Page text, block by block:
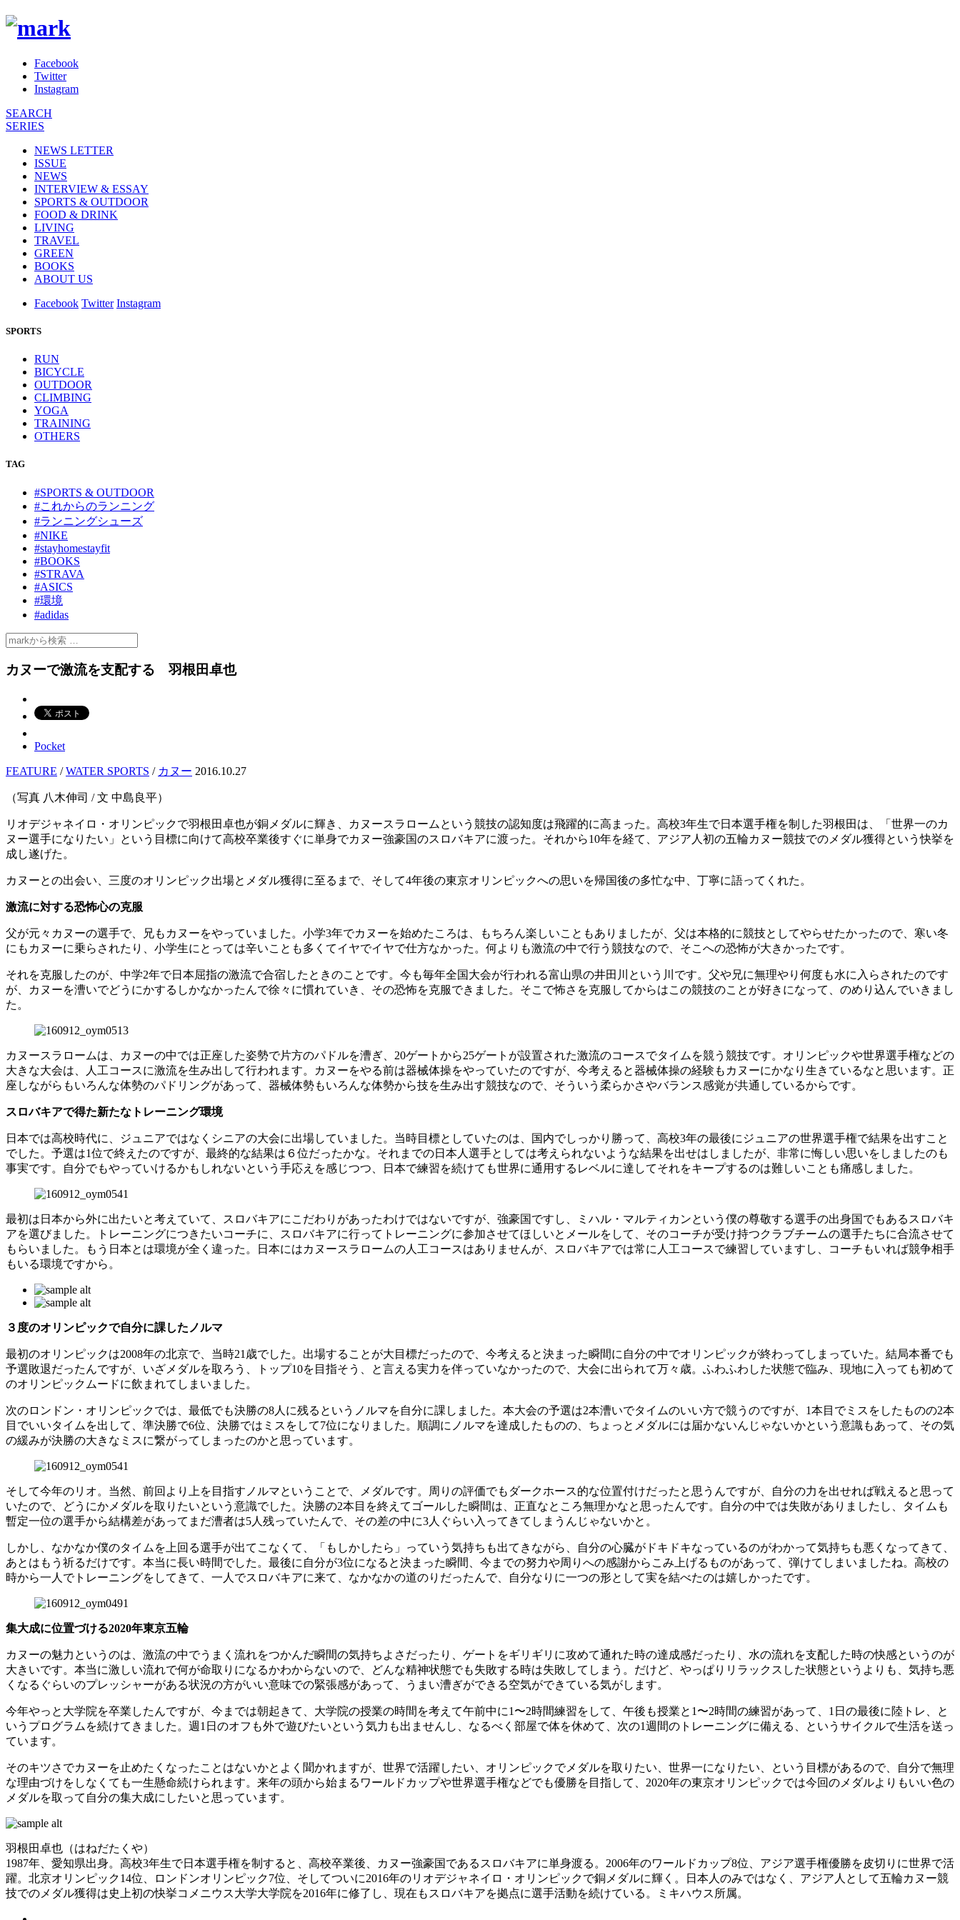
Facebook
Twitter
Instagram
SEARCH
SERIES
NEWS LETTER
ISSUE
NEWS
INTERVIEW & ESSAY
SPORTS & OUTDOOR
FOOD & DRINK
LIVING
TRAVEL
GREEN
BOOKS
ABOUT US
Facebook Twitter Instagram
SPORTS
RUN
BICYCLE
OUTDOOR
CLIMBING
YOGA
TRAINING
OTHERS
TAG
#SPORTS & OUTDOOR
#これからのランニング
#ランニングシューズ
#NIKE
#stayhomestayfit
#BOOKS
#STRAVA
#ASICS
#環境
#adidas
カヌーで激流を支配する 羽根田卓也
Pocket
FEATURE /WATER SPORTS / カヌー 2016.10.27
（写真 八木伸司 / 文 中島良平）
リオデジャネイロ・オリンピックで羽根田卓也が銅メダルに輝き、カヌースラロームという競技の認知度は飛躍的に高まった。高校3年生で日本選手権を制した羽根田は、「世界一のカ
ヌー選手になりたい」という目標に向けて高校卒業後すぐに単身でカヌー強豪国のスロバキアに渡った。それから10年を経て、アジア人初の五輪カヌー競技でのメダル獲得という快挙を
成し遂げた。
カヌーとの出会い、三度のオリンピック出場とメダル獲得に至るまで、そして4年後の東京オリンピックへの思いを帰国後の多忙な中、丁寧に語ってくれた。
激流に対する恐怖心の克服
父が元々カヌーの選手で、兄もカヌーをやっていました。小学3年でカヌーを始めたころは、もちろん楽しいこともありましたが、父は本格的に競技としてやらせたかったので、寒い冬
にもカヌーに乗らされたり、小学生にとっては辛いことも多くてイヤでイヤで仕方なかった。何よりも激流の中で行う競技なので、そこへの恐怖が大きかったです。
それを克服したのが、中学2年で日本屈指の激流で合宿したときのことです。今も毎年全国大会が行われる富山県の井田川という川です。父や兄に無理やり何度も水に入らされたのです
が、カヌーを漕いでどうにかするしかなかったんで徐々に慣れていき、その恐怖を克服できました。そこで怖さを克服してからはこの競技のことが好きになって、のめり込んでいきまし
た。
カヌースラロームは、カヌーの中では正座した姿勢で片方のパドルを漕ぎ、20ゲートから25ゲートが設置された激流のコースでタイムを競う競技です。オリンピックや世界選手権などの
大きな大会は、人工コースに激流を生み出して行われます。カヌーをやる前は器械体操をやっていたのですが、今考えると器械体操の経験もカヌーにかなり生きているなと思います。正
座しながらもいろんな体勢のパドリングがあって、器械体勢もいろんな体勢から技を生み出す競技なので、そういう柔らかさやバランス感覚が共通しているからです。
スロバキアで得た新たなトレーニング環境
日本では高校時代に、ジュニアではなくシニアの大会に出場していました。当時目標としていたのは、国内でしっかり勝って、高校3年の最後にジュニアの世界選手権で結果を出すこと
でした。予選は1位で終えたのですが、最終的な結果は６位だったかな。それまでの日本人選手としては考えられないような結果を出せはしましたが、非常に悔しい思いをしましたのも
事実です。自分でもやっていけるかもしれないという手応えを感じつつ、日本で練習を続けても世界に通用するレベルに達してそれをキープするのは難しいことも痛感しました。
最初は日本から外に出たいと考えていて、スロバキアにこだわりがあったわけではないですが、強豪国ですし、ミハル・マルティカンという僕の尊敬する選手の出身国でもあるスロバキ
アを選びました。トレーニングにつきたいコーチに、スロバキアに行ってトレーニングに参加させてほしいとメールをして、そのコーチが受け持つクラブチームの選手たちに合流させて
もらいました。もう日本とは環境が全く違った。日本にはカヌースラロームの人工コースはありませんが、スロバキアでは常に人工コースで練習していますし、コーチもいれば競争相手
もいる環境ですから。
３度のオリンピックで自分に課したノルマ
最初のオリンピックは2008年の北京で、当時21歳でした。出場することが大目標だったので、今考えると決まった瞬間に自分の中でオリンピックが終わってしまっていた。結局本番でも
予選敗退だったんですが、いざメダルを取ろう、トップ10を目指そう、と言える実力を伴っていなかったので、大会に出られて万々歳。ふわふわした状態で臨み、現地に入っても初めて
のオリンピックムードに飲まれてしまいました。
次のロンドン・オリンピックでは、最低でも決勝の8人に残るというノルマを自分に課しました。本大会の予選は2本漕いでタイムのいい方で競うのですが、1本目でミスをしたものの2本
目でいいタイムを出して、準決勝で6位、決勝ではミスをして7位になりました。順調にノルマを達成したものの、ちょっとメダルには届かないんじゃないかという意識もあって、その気
の緩みが決勝の大きなミスに繋がってしまったのかと思っています。
そして今年のリオ。当然、前回より上を目指すノルマということで、メダルです。周りの評価でもダークホース的な位置付けだったと思うんですが、自分の力を出せれば戦えると思って
いたので、どうにかメダルを取りたいという意識でした。決勝の2本目を終えてゴールした瞬間は、正直なところ無理かなと思ったんです。自分の中では失敗がありましたし、タイムも
暫定一位の選手から結構差があってまだ漕者は5人残っていたんで、その差の中に3人ぐらい入ってきてしまうんじゃないかと。
しかし、なかなか僕のタイムを上回る選手が出てこなくて、「もしかしたら」っていう気持ちも出てきながら、自分の心臓がドキドキなっているのがわかって気持ちも悪くなってきて、
あとはもう祈るだけです。本当に長い時間でした。最後に自分が3位になると決まった瞬間、今までの努力や周りへの感謝からこみ上げるものがあって、弾けてしまいましたね。高校の
時から一人でトレーニングをしてきて、一人でスロバキアに来て、なかなかの道のりだったんで、自分なりに一つの形として実を結べたのは嬉しかったです。
集大成に位置づける2020年東京五輪
カヌーの魅力というのは、激流の中でうまく流れをつかんだ瞬間の気持ちよさだったり、ゲートをギリギリに攻めて通れた時の達成感だったり、水の流れを支配した時の快感というのが
大きいです。本当に激しい流れで何が命取りになるかわからないので、どんな精神状態でも失敗する時は失敗してしまう。だけど、やっぱりリラックスした状態というよりも、気持ち悪
くなるぐらいのプレッシャーがある状況の方がいい意味での緊張感があって、うまい漕ぎができる空気ができている気がします。
今年やっと大学院を卒業したんですが、今までは朝起きて、大学院の授業の時間を考えて午前中に1〜2時間練習をして、午後も授業と1〜2時間の練習があって、1日の最後に陸トレ、と
いうプログラムを続けてきました。週1日のオフも外で遊びたいという気力も出ませんし、なるべく部屋で体を休めて、次の1週間のトレーニングに備える、というサイクルで生活を送っ
ています。
そのキツさでカヌーを止めたくなったことはないかとよく聞かれますが、世界で活躍したい、オリンピックでメダルを取りたい、世界一になりたい、という目標があるので、自分で無理
な理由づけをしなくても一生懸命続けられます。来年の頭から始まるワールドカップや世界選手権などでも優勝を目指して、2020年の東京オリンピックでは今回のメダルよりもいい色の
メダルを取って自分の集大成にしたいと思っています。
羽根田卓也（はねだたくや）
1987年、愛知県出身。高校3年生で日本選手権を制すると、高校卒業後、カヌー強豪国であるスロバキアに単身渡る。2006年のワールドカップ8位、アジア選手権優勝を皮切りに世界で活
躍。北京オリンピック14位、ロンドンオリンピック7位、そしてついに2016年のリオデジャネイロ・オリンピックで銅メダルに輝く。日本人のみではなく、アジア人として五輪カヌー競
技でのメダル獲得は史上初の快挙コメニウス大学大学院を2016年に修了し、現在もスロバキアを拠点に選手活動を続けている。ミキハウス所属。